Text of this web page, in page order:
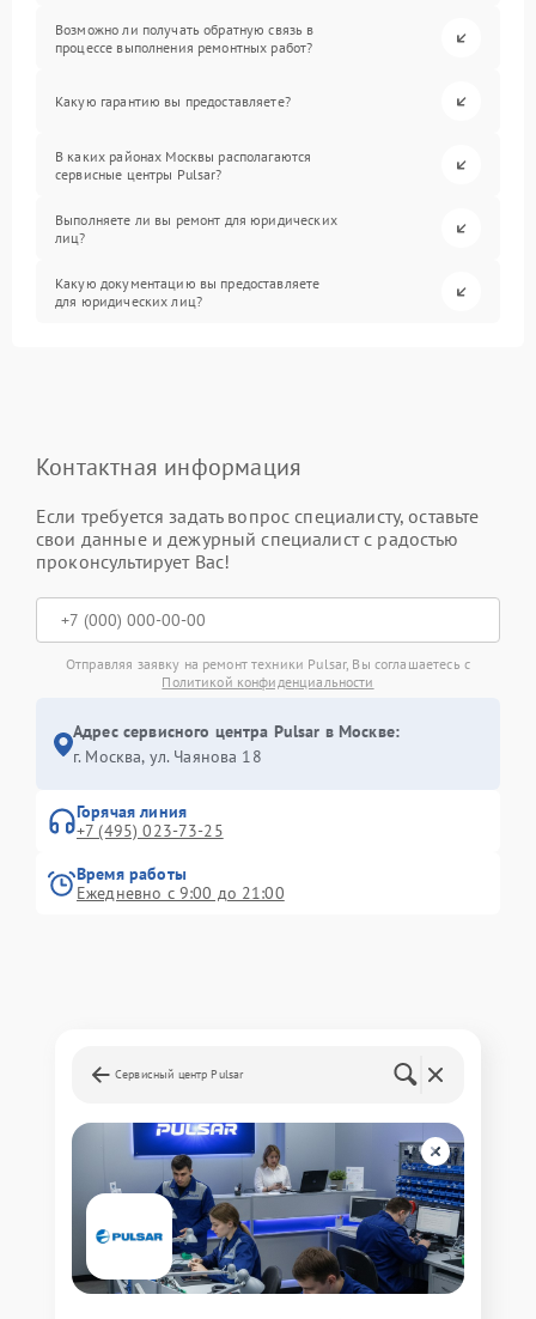
Возможно ли получать обратную связь в
процессе выполнения ремонтных работ?
Какую гарантию вы предоставляете?
В каких районах Москвы располагаются
сервисные центры Pulsar?
Выполняете ли вы ремонт для юридических
лиц?
Какую документацию вы предоставляете
для юридических лиц?
Контактная информация
Если требуется задать вопрос специалисту, оставьте
свои данные и дежурный специалист с радостью
проконсультирует Вас!
Отправляя заявку на ремонт техники Pulsar, Вы соглашаетесь с
Политикой конфиденциальности
Адрес сервисного центра Pulsar в Москве:
г. Москва, ул. Чаянова 18
Горячая линия
+7 (495) 023-73-25
Время работы
Ежедневно с 9:00 до 21:00
Сервисный центр Pulsar